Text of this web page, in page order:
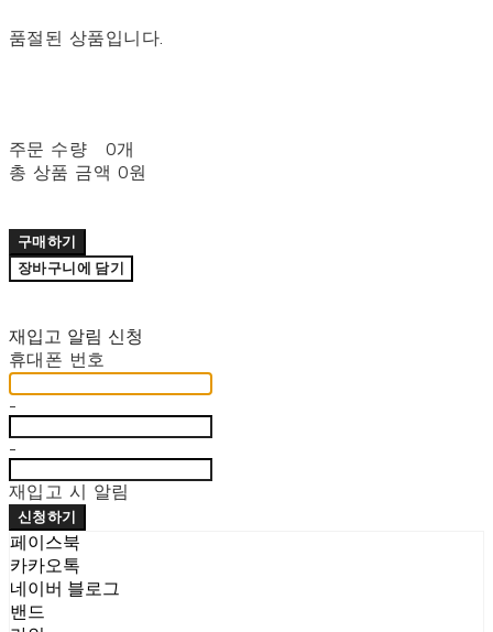
품절된 상품입니다.
주문 수량
0개
총 상품 금액 0원
구매하기
장바구니에 담기
재입고 알림 신청
휴대폰 번호
-
-
재입고 시 알림
신청하기
페이스북
카카오톡
네이버 블로그
밴드